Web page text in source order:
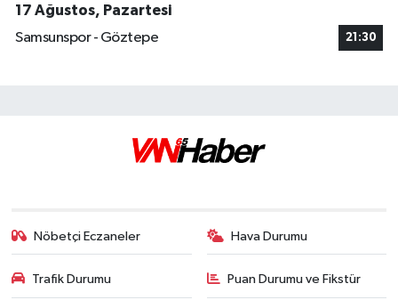
17 Ağustos, Pazartesi
Samsunspor - Göztepe
21:30
Nöbetçi Eczaneler Hava Durumu
Trafik Durumu Puan Durumu ve Fikstür